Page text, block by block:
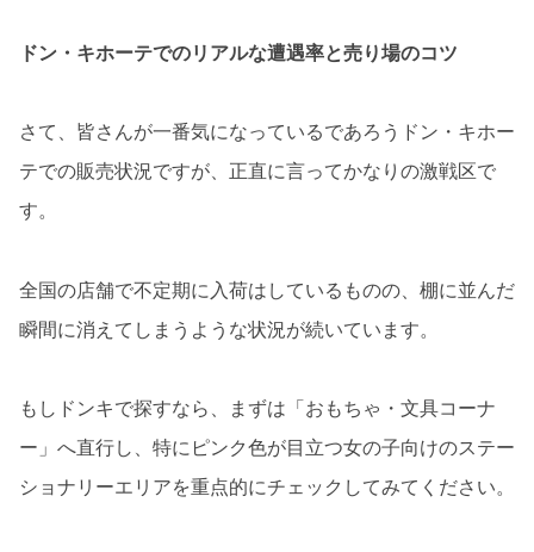
ドン・キホーテでのリアルな遭遇率と売り場のコツ
さて、皆さんが一番気になっているであろうドン・キホー
テでの販売状況ですが、正直に言ってかなりの激戦区で
す。
全国の店舗で不定期に入荷はしているものの、棚に並んだ
瞬間に消えてしまうような状況が続いています。
もしドンキで探すなら、まずは「おもちゃ・文具コーナ
ー」へ直行し、特にピンク色が目立つ女の子向けのステー
ショナリーエリアを重点的にチェックしてみてください。